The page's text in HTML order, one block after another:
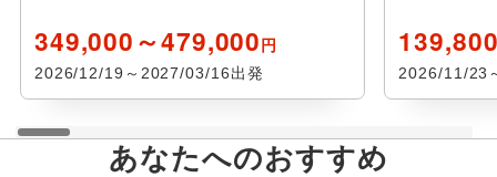
349,000～479,000円
2026/12/19～2027/03/16出発 2026/11/23
あなたへのおすすめ